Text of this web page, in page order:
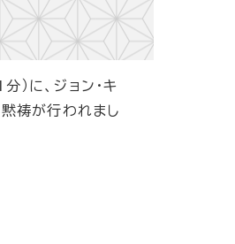
に、ジョン・キ
祷が行われまし